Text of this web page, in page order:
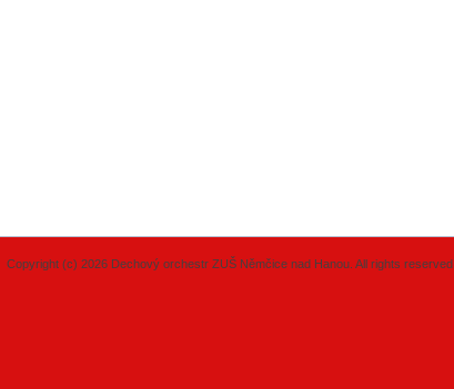
Copyright (c) 2026 Dechový orchestr ZUŠ Němčice nad Hanou. All rights reserved.